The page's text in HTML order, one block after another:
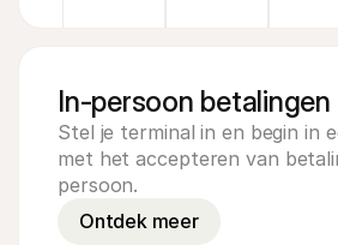
In-persoon betalingen
Stel je terminal in en begin in
met het accepteren van
persoon.
Ontdek meer